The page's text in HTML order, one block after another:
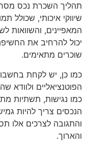
תהליך השכרת נכס
שיווקי איכותי, שכולל
המאפיינים, והשוואות
יכול להרחיב את
שוכרים מתאימים.
כמו כן, יש לקחת
הפוטנציאליים
כמו נגישות, תשתיות
הנכסים צריך להיות
והתגובה לצרכים אלו
והארוך.